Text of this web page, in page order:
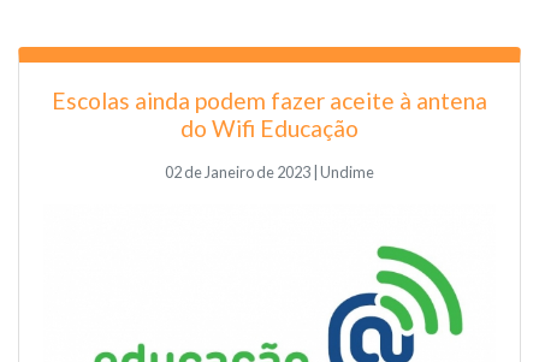
Escolas ainda podem fazer aceite à antena
do Wifi Educação
02 de Janeiro de 2023 | Undime